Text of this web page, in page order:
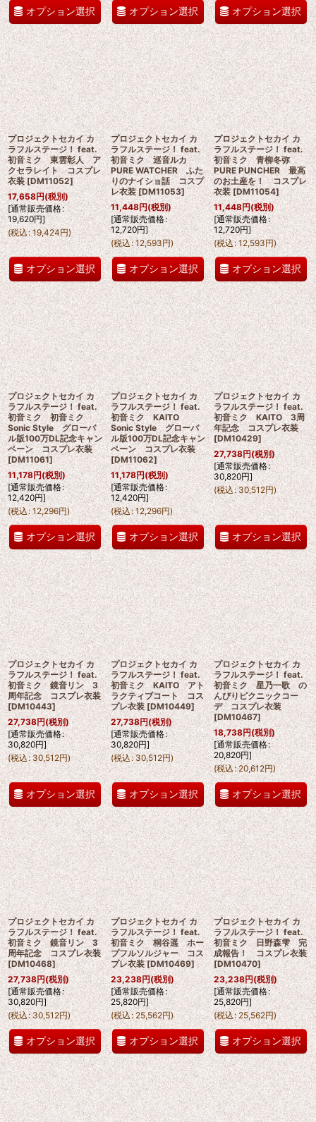
オプション選択 オプション選択 オプション選択
プロジェクトセカイ カ
ラフルステージ！ feat.
初音ミク 東雲彰人 ア
クセラレイト コスプレ
衣装 [DM11052]
17,658円(税別)
[通常販売価格:
19,620円]
(税込: 19,424円)
オプション選択
プロジェクトセカイ カ
ラフルステージ！ feat.
初音ミク 巡音ルカ
PURE WATCHER ふた
りのナイショ話 コスプ
レ衣装 [DM11053]
11,448円(税別)
[通常販売価格:
12,720円]
(税込: 12,593円)
オプション選択
プロジェクトセカイ カ
ラフルステージ！ feat.
初音ミク 青柳冬弥
PURE PUNCHER 最高
のお土産を！ コスプレ
衣装 [DM11054]
11,448円(税別)
[通常販売価格:
12,720円]
(税込: 12,593円)
オプション選択
プロジェクトセカイ カ
ラフルステージ！ feat.
初音ミク 初音ミク
Sonic Style グローバ
ル版100万DL記念キャン
ペーン コスプレ衣装
[DM11061]
11,178円(税別)
[通常販売価格:
12,420円]
(税込: 12,296円)
オプション選択
プロジェクトセカイ カ
ラフルステージ！ feat.
初音ミク KAITO
Sonic Style グローバ
ル版100万DL記念キャン
ペーン コスプレ衣装
[DM11062]
11,178円(税別)
[通常販売価格:
12,420円]
(税込: 12,296円)
オプション選択
プロジェクトセカイ カ
ラフルステージ！ feat.
初音ミク KAITO 3周
年記念 コスプレ衣装
[DM10429]
27,738円(税別)
[通常販売価格:
30,820円]
(税込: 30,512円)
オプション選択
プロジェクトセカイ カ
ラフルステージ！ feat.
初音ミク 鏡音リン 3
周年記念 コスプレ衣装
[DM10443]
27,738円(税別)
[通常販売価格:
30,820円]
(税込: 30,512円)
オプション選択
プロジェクトセカイ カ
ラフルステージ！ feat.
初音ミク KAITO アト
ラクティブコート コス
プレ衣装 [DM10449]
27,738円(税別)
[通常販売価格:
30,820円]
(税込: 30,512円)
オプション選択
プロジェクトセカイ カ
ラフルステージ！ feat.
初音ミク 星乃一歌 の
んびりピクニックコー
デ コスプレ衣装
[DM10467]
18,738円(税別)
[通常販売価格:
20,820円]
(税込: 20,612円)
オプション選択
プロジェクトセカイ カ
ラフルステージ！ feat.
初音ミク 鏡音リン 3
周年記念 コスプレ衣装
[DM10468]
27,738円(税別)
[通常販売価格:
30,820円]
(税込: 30,512円)
オプション選択
プロジェクトセカイ カ
ラフルステージ！ feat.
初音ミク 桐谷遥 ホー
プフルソルジャー コス
プレ衣装 [DM10469]
23,238円(税別)
[通常販売価格:
25,820円]
(税込: 25,562円)
オプション選択
プロジェクトセカイ カ
ラフルステージ！ feat.
初音ミク 日野森雫 完
成報告！ コスプレ衣装
[DM10470]
23,238円(税別)
[通常販売価格:
25,820円]
(税込: 25,562円)
オプション選択